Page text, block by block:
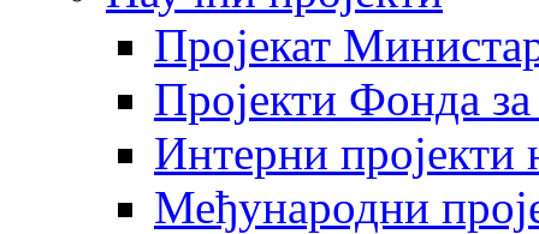
Пројекат
Пројекти Фонда
Интерни пројекти
Међународни